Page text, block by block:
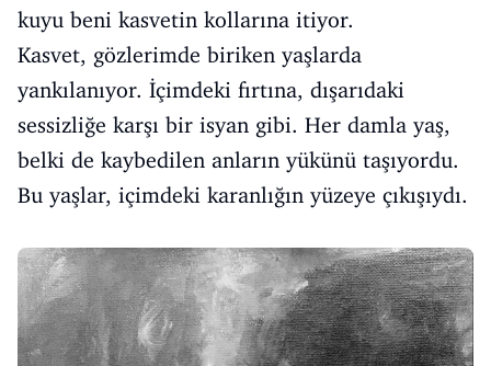
kuyu beni kasvetin kollarına itiyor.
Kasvet, gözlerimde biriken yaşlarda
yankılanıyor. İçimdeki fırtına, dışarıdaki
sessizliğe karşı bir isyan gibi. Her damla yaş,
belki de kaybedilen anların yükünü taşıyordu.
Bu yaşlar, içimdeki karanlığın yüzeye çıkışıydı.